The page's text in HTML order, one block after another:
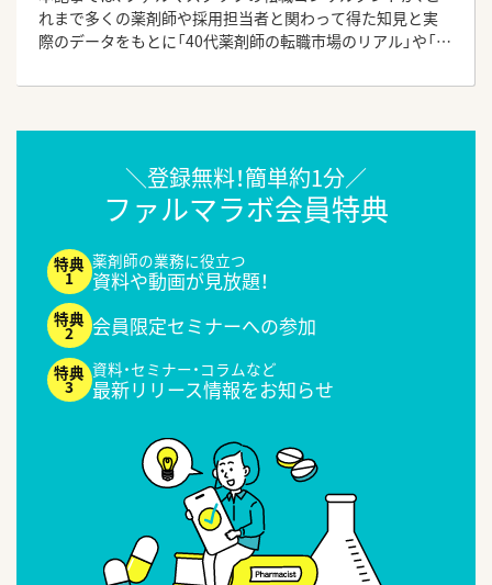
れまで多くの薬剤師や採用担当者と関わって得た知見と実
際のデータをもとに「40代薬剤師の転職市場のリアル」や「平
す。
＼登録無料！簡単約1分／
ファルマラボ会員特典
薬剤師の業務に役立つ
資料や動画が見放題！
会員限定セミナーへの参加
資料・セミナー・コラムなど
最新リリース情報をお知らせ